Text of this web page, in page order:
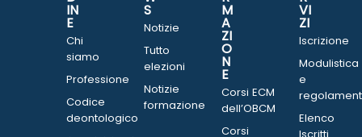
IN
E
Chi
siamo
Professione
Codice
deontologico
S
Notizie
Tutto
elezioni
Notizie
formazione
M
A
ZI
O
N
E
Corsi ECM
dell’OBCM
Corsi
VI
ZI
Iscrizione
Modulistica
e
Elenco
Iscritti